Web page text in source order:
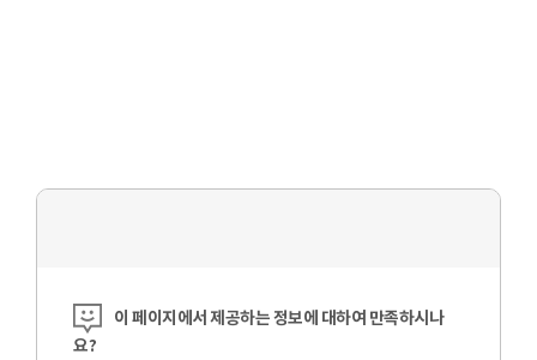
콘텐츠 만족도 조사
이 페이지에서 제공하는 정보에 대하여 만족하시나
요?